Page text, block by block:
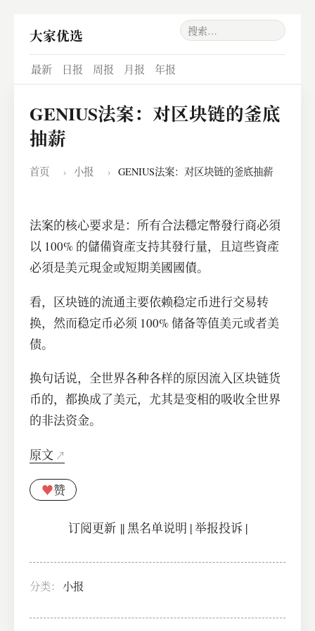
大家优选
最新 日报 周报 月报 年报
GENIUS法案：对区块链的釜底
抽薪
首页 › 小报 › GENIUS法案：对区块链的釜底抽薪
法案的核心要求是：所有合法穩定幣發行商必須
以 100% 的儲備資產支持其發行量，且這些資產
必須是美元現金或短期美國國債。
看，区块链的流通主要依赖稳定币进行交易转
换，然而稳定币必须 100% 储备等值美元或者美
债。
换句话说，全世界各种各样的原因流入区块链货
币的，都换成了美元，尤其是变相的吸收全世界
的非法资金。
原文
♥赞
订阅更新||黑名单说明 |举报投诉 |
分类： 小报